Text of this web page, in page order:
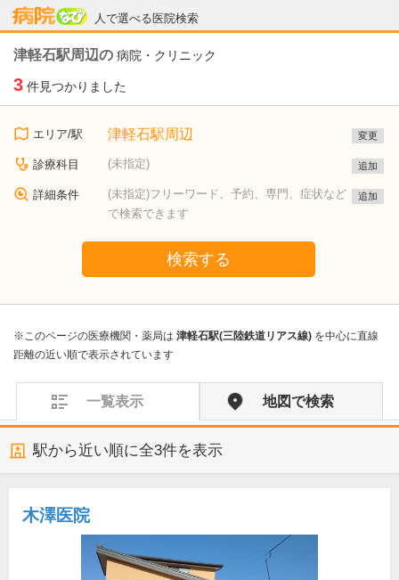
人で選べる医院検索
病院なび
津軽石駅周辺の 病院・クリニック
3 件見つかりました
エリア/駅 津軽石駅周辺 変更
診療科目 (未指定) 追加
詳細条件
(未指定)フリーワード、予約、専門、症状など
で検索できます
追加
検索する
※このページの医療機関・薬局は 津軽石駅(三陸鉄道リアス線) を中心に直線
距離の近い順で表示されています
一覧表示 地図で検索
駅から近い順に全3件を表示
木澤医院